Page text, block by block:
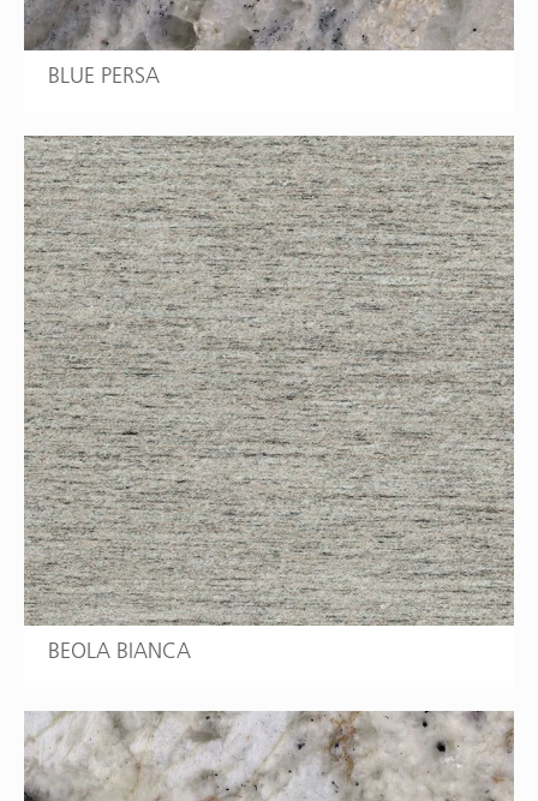
BLUE PERSA
BEOLA BIANCA